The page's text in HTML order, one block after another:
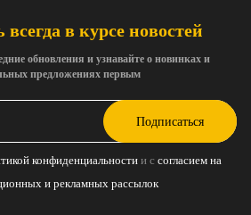
всегда в курсе новостей
обновления и узнавайте о новинках и
предложениях первым
Подписаться
конфиденциальности и с согласием на
и рекламных рассылок